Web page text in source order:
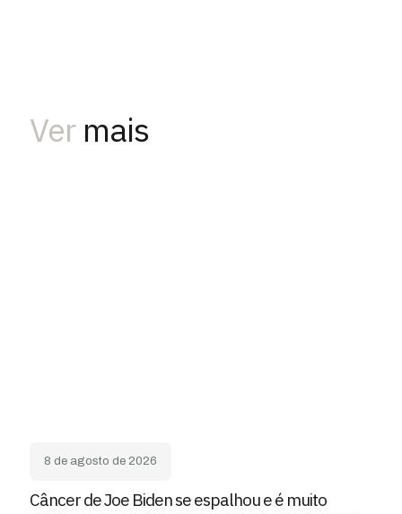
Ver mais
8 de agosto de 2026
Câncer de Joe Biden se espalhou e é muito